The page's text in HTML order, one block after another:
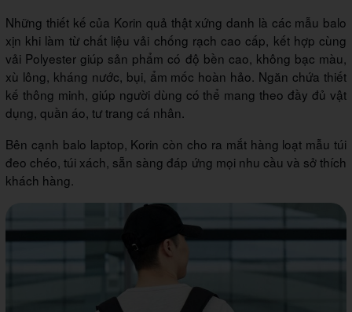
Những thiết kế của Korin quả thật xứng danh là các mẫu balo
xịn khi làm từ chất liệu vải chống rạch cao cấp, kết hợp cùng
vải Polyester giúp sản phẩm có độ bền cao, không bạc màu,
xù lông, kháng nước, bụi, ẩm mốc hoàn hảo. Ngăn chứa thiết
kế thông minh, giúp người dùng có thể mang theo đầy đủ vật
dụng, quần áo, tư trang cá nhân.
Bên cạnh balo laptop, Korin còn cho ra mắt hàng loạt mẫu túi
đeo chéo, túi xách, sẵn sàng đáp ứng mọi nhu cầu và sở thích
khách hàng.